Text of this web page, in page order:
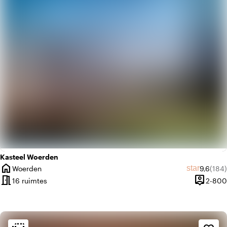
Kasteel Woerden
home
Plaats
Woerden star9,6(184)
meeting_room16 ruimtes person_pin2-800